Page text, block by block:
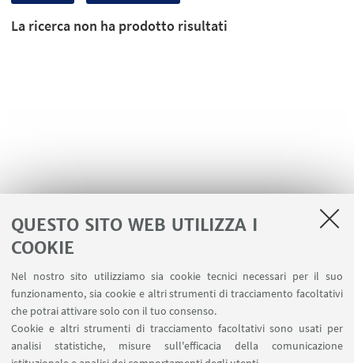
QUESTO SITO WEB UTILIZZA I
COOKIE
Nel nostro sito utilizziamo sia cookie tecnici necessari per il suo
funzionamento, sia cookie e altri strumenti di tracciamento facoltativi
che potrai attivare solo con il tuo consenso.
Cookie e altri strumenti di tracciamento facoltativi sono usati per
analisi statistiche, misure sull'efficacia della comunicazione
La ricerca non ha prodotto risultati
Contatti
Area riservata
SEGUI IL DIPARTIMENTO SU: